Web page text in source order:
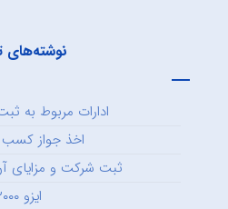
نوشته‌های
ادارات مربوط به
اخذ جواز
ثبت شرکت و مزایای آن
ایزو ۲۲۰۰۰